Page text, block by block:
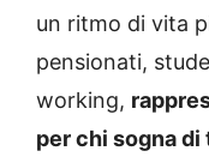
un ritmo di vita
pensionati,
working,
per chi sogna di